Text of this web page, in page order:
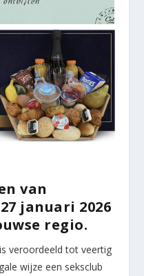
van
januari 2026
regio.
veroordeeld tot veertig
wijze een seksclub